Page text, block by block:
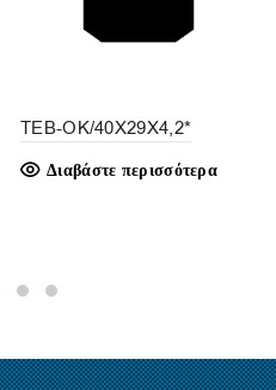
TEB-OK/40X29X4,2*
Διαβάστε περισσότερα